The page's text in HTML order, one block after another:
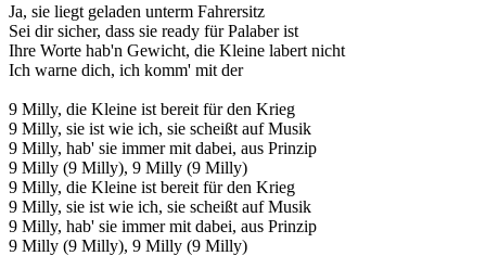
Ja, sie liegt geladen unterm Fahrersitz
Sei dir sicher, dass sie ready für Palaber ist
Ihre Worte hab'n Gewicht, die Kleine labert nicht
Ich warne dich, ich komm' mit der
9 Milly, die Kleine ist bereit für den Krieg
9 Milly, sie ist wie ich, sie scheißt auf Musik
9 Milly, hab' sie immer mit dabei, aus Prinzip
9 Milly (9 Milly), 9 Milly (9 Milly)
9 Milly, die Kleine ist bereit für den Krieg
9 Milly, sie ist wie ich, sie scheißt auf Musik
9 Milly, hab' sie immer mit dabei, aus Prinzip
9 Milly (9 Milly), 9 Milly (9 Milly)